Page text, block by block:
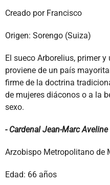
Creado por Francisco
Origen: Sorengo (Suiza)
El sueco Arborelius, primer
proviene de un país
firme de la doctrina
de mujeres diáconos o a la
sexo.
- Cardenal Jean-Marc Aveline
Arzobispo Metropolitano de
Edad: 66 años